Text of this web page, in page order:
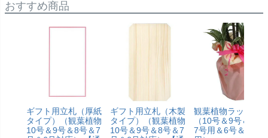
おすすめ商品
ギフト用立札（厚紙
タイプ）（観葉植物
10号＆9号＆8号＆7
ギフト用立札（木製
タイプ）（観葉植物
10号＆9号＆8号＆7
観葉植物ラッピン
（10号＆9号＆8号
7号用＆6号＆5号